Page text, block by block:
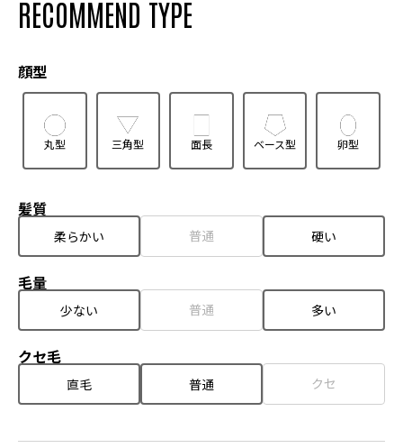
RECOMMEND TYPE
顔型
丸型 三角型 面長 ベース型 卵型
髪質
柔らかい 普通 硬い
毛量
少ない 普通 多い
クセ毛
直毛 普通 クセ